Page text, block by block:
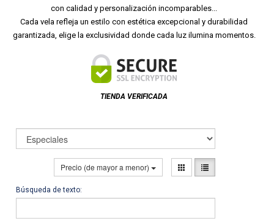
con calidad y personalización incomparables...
Cada vela refleja un estilo con estética excepcional y durabilidad
garantizada, elige la exclusividad donde cada luz ilumina momentos.
TIENDA VERIFICADA
Precio (de mayor a menor)
Búsqueda de texto: